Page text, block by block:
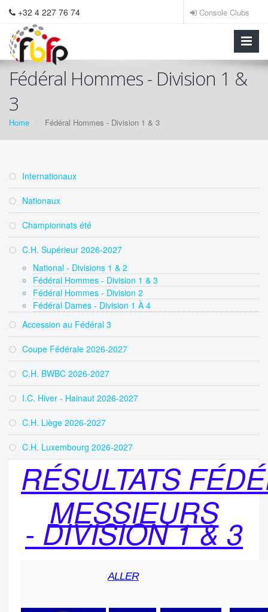
+32 4 227 76 74 Console Clubs
Fédéral Hommes - Division 1 &
3
Home Fédéral Hommes - Division 1 & 3
Internationaux
Nationaux
Championnats été
C.H. Supérieur 2026-2027
National - Divisions 1 & 2
Fédéral Hommes - Division 1 & 3
Fédéral Hommes - Division 2
Fédéral Dames - Division 1 À 4
Accession au Fédéral 3
Coupe Fédérale 2026-2027
C.H. BWBC 2026-2027
I.C. Hiver - Hainaut 2026-2027
C.H. Liège 2026-2027
C.H. Luxembourg 2026-2027
RÉSULTATS
MESSIEURS
- DIVISION 1 & 3
ALLER